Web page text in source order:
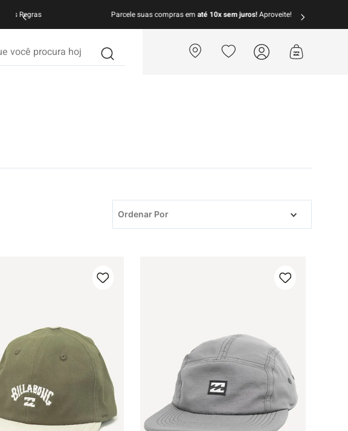
Parcele suas compras ematé 10x sem juros!Aproveite!
Ordenar Por